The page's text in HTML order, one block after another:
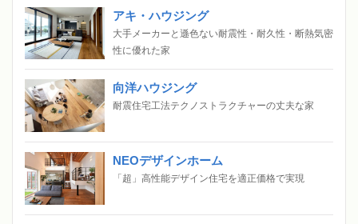
アキ・ハウジング
大手メーカーと遜色ない耐震性・耐久性・断熱気密
性に優れた家
向洋ハウジング
耐震住宅工法テクノストラクチャーの丈夫な家
NEOデザインホーム
「超」高性能デザイン住宅を適正価格で実現